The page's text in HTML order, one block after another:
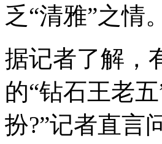
乏“清雅”之情。
据记者了解，
的“钻石王老
扮?”记者直言